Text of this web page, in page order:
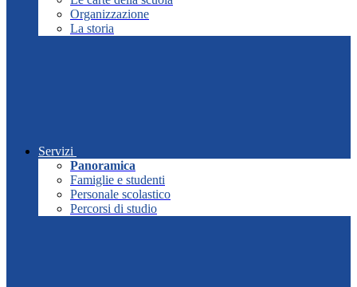
Organizzazione
La storia
Servizi
Panoramica
Famiglie e studenti
Personale scolastico
Percorsi di studio